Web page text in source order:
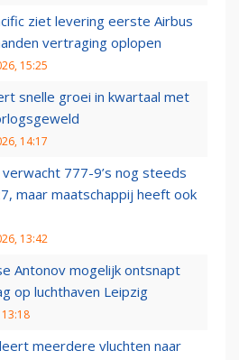
ziet levering eerste Airbus
vertraging oplopen
15:25
snelle groei in kwartaal met
14:17
verwacht 777-9’s nog steeds
maar maatschappij heeft ook
13:42
Antonov mogelijk ontsnapt
op luchthaven Leipzig
meerdere vluchten naar